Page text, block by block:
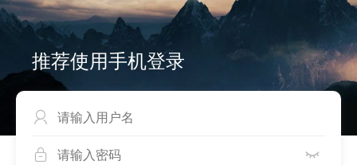
推荐使用手机登录

 